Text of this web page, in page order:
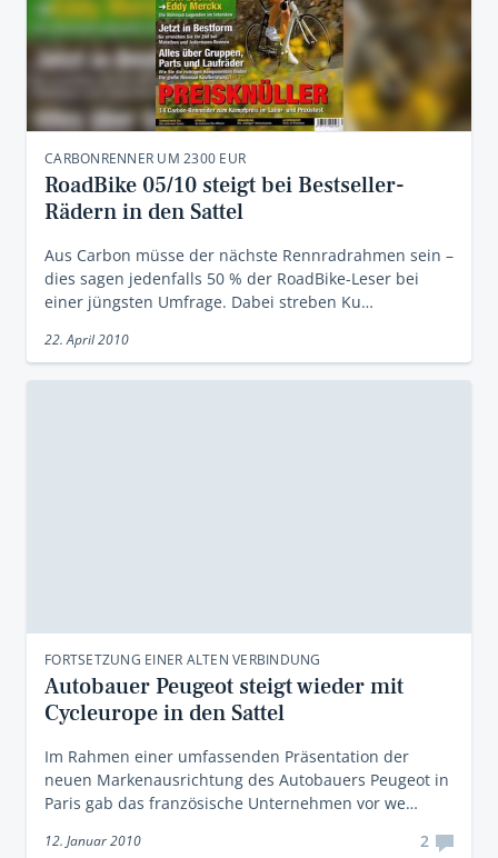
CARBONRENNER UM 2300 EUR
RoadBike 05/10 steigt bei Bestseller-
Rädern in den Sattel
Aus Carbon müsse der nächste Rennradrahmen sein –
dies sagen jedenfalls 50 % der RoadBike-Leser bei
einer jüngsten Umfrage. Dabei streben Ku…
22. April 2010
FORTSETZUNG EINER ALTEN VERBINDUNG
Autobauer Peugeot steigt wieder mit
Cycleurope in den Sattel
Im Rahmen einer umfassenden Präsentation der
neuen Markenausrichtung des Autobauers Peugeot in
Paris gab das französische Unternehmen vor we…
12. Januar 2010 2